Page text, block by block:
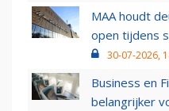
MAA houdt
open tijdens
30-07-2026,
Business en
belangrijker